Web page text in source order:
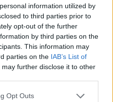
information utilized by
to third parties prior to
opt-out of the further
by third parties on the
This information may
parties on the IAB’s List of
may further disclose it to other
uses one or more Google
Opt Outs
„Moszkva
– persze ha a lengyelek
viszont errefele kell
Végül Panyi azzal
érzése szerint a